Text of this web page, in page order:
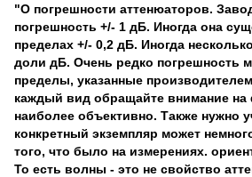
"О погрешности аттенюаторов.
погрешность +/- 1 дБ. Иногда она
пределах +/- 0,2 дБ. Иногда
доли дБ. Очень редко погрешность
пределы, указанные
каждый вид обращайте внимание на
наиболее объективно. Также нужно
конкретный экземпляр может
того, что было на измерениях.
То есть волны - это не свойство